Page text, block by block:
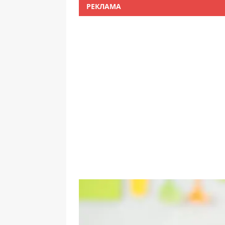
РЕКЛАМА